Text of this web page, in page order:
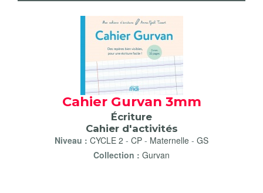
Cahier Gurvan 3mm
Écriture
Cahier d'activités
Niveau : CYCLE 2 - CP - Maternelle - GS
Collection : Gurvan